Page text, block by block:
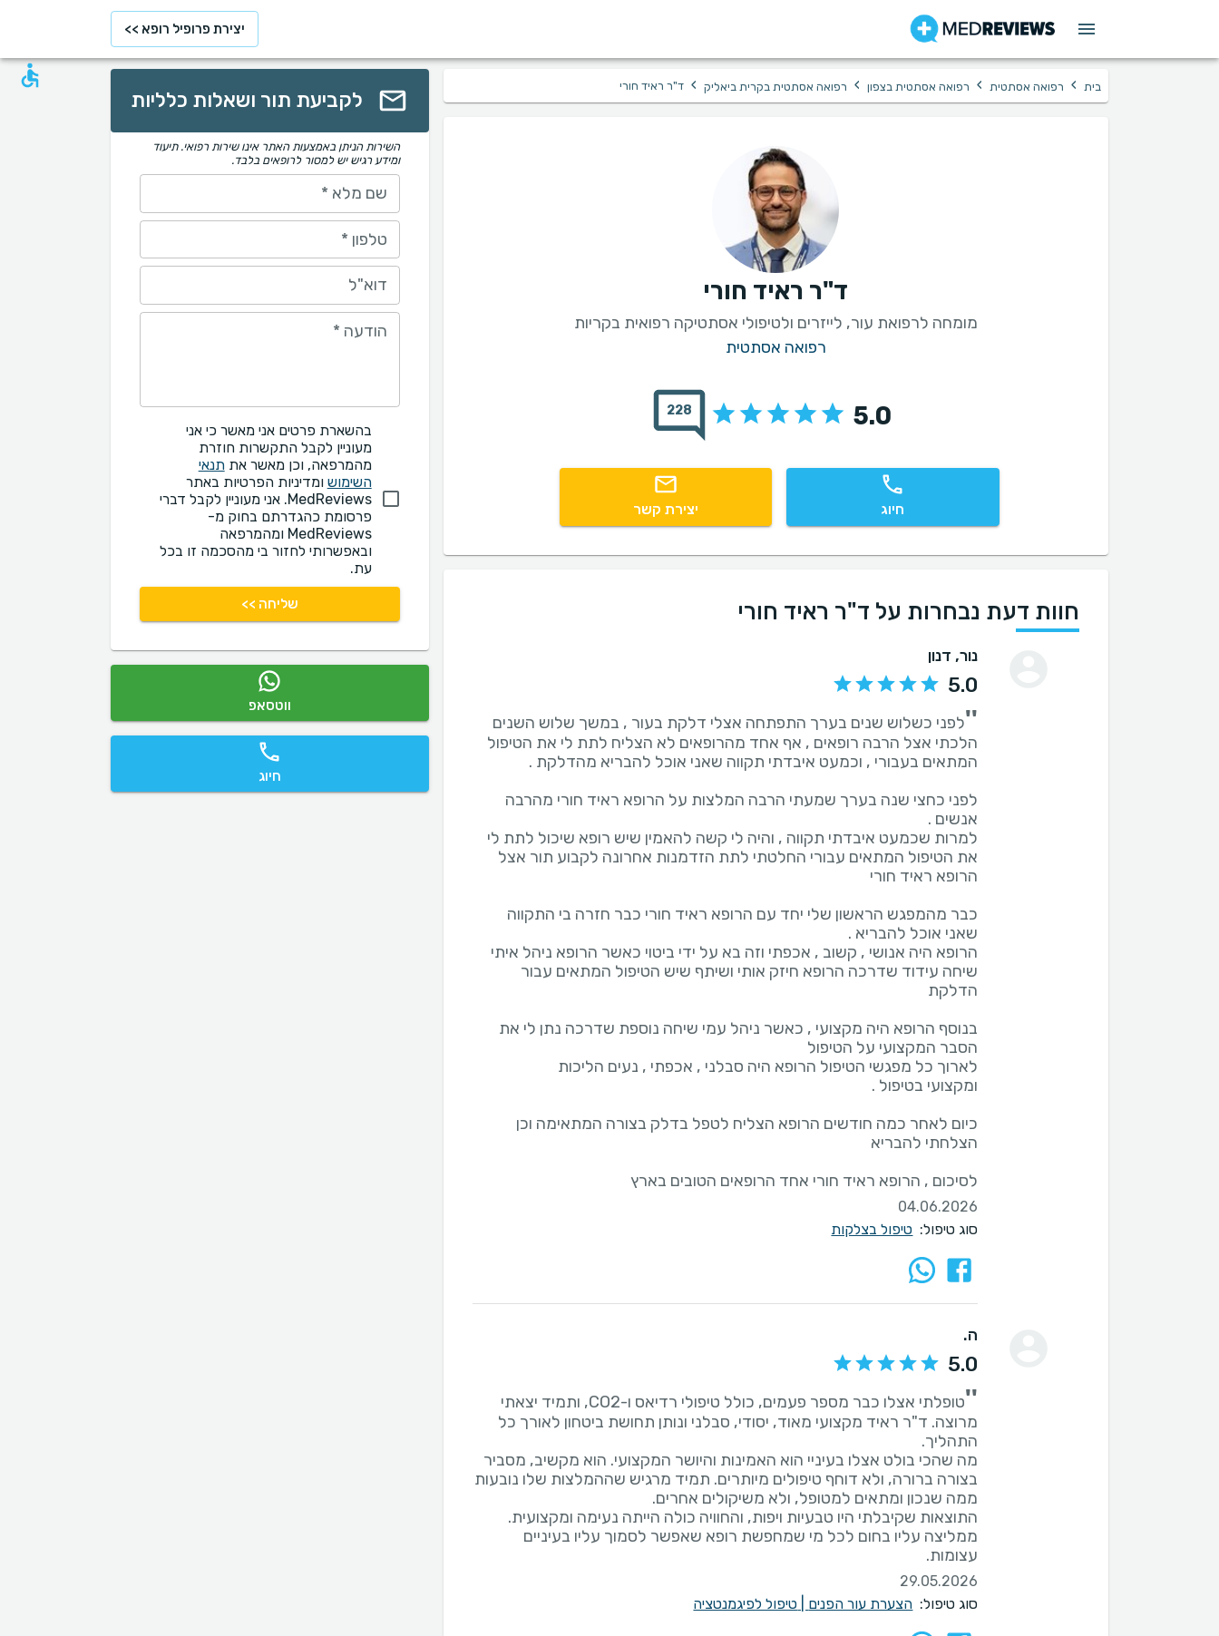
יצירת פרופיל רופא >>
בית › רפואה אסתטית › רפואה אסתטית בצפון › רפואה אסתטית בקרית ביאליק › ד"ר ראיד חורי
ד"ר ראיד חורי
מומחה לרפואת עור, לייזרים ולטיפולי אסתטיקה רפואית בקריות
רפואה אסתטית
5.0
228
חיוג יצירת קשר
חוות דעת נבחרות על ד"ר ראיד חורי
נור, דנון
5.0
''לפני כשלוש שנים בערך התפתחה אצלי דלקת בעור , במשך שלוש השנים
הלכתי אצל הרבה רופאים , אף אחד מהרופאים לא הצליח לתת לי את הטיפול
לפני כחצי שנה בערך שמעתי הרבה המלצות על הרופא ראיד חורי מהרבה
למרות שכמעט איבדתי תקווה , והיה לי קשה להאמין שיש רופא שיכול לתת לי
את הטיפול המתאים עבורי החלטתי לתת הזדמנות אחרונה לקבוע תור אצל
כבר מהמפגש הראשון שלי יחד עם הרופא ראיד חורי כבר חזרה בי התקווה
הרופא היה אנושי , קשוב , אכפתי וזה בא על ידי ביטוי כאשר הרופא ניהל איתי
שיחה עידוד שדרכה הרופא חיזק אותי ושיתף שיש הטיפול המתאים עבור
בנוסף הרופא היה מקצועי , כאשר ניהל עמי שיחה נוספת שדרכה נתן לי את
כיום לאחר כמה חודשים הרופא הצליח לטפל בדלק בצורה המתאימה וכן
לסיכום , הרופא ראיד חורי אחד הרופאים הטובים בארץ
04.06.2026
סוג טיפול: טיפול בצלקות
ה.
5.0
''
טופלתי אצלו כבר מספר פעמים, כולל טיפולי רדיאס ו-CO2, ותמיד יצאתי
מרוצה. ד"ר ראיד מקצועי מאוד, יסודי, סבלני ונותן תחושת ביטחון לאורך כל
מה שהכי בולט אצלו בעיניי הוא האמינות והיושר המקצועי. הוא מקשיב, מסביר
בצורה ברורה, ולא דוחף טיפולים מיותרים. תמיד מרגיש שההמלצות שלו נובעות
התוצאות שקיבלתי היו טבעיות ויפות, והחוויה כולה הייתה נעימה ומקצועית.
ממליצה עליו בחום לכל מי שמחפשת רופא שאפשר לסמוך עליו בעיניים
עצומות.
29.05.2026
סוג טיפול: הצערת עור הפנים טיפול לפיגמנטציה
לקביעת תור ושאלות כלליות
השירות הניתן באמצעות האתר אינו שירות רפואי. תיעוד
ומידע רגיש יש למסור לרופאים בלבד.
שם מלא *
טלפון *
דוא"ל
הודעה *
בהשארת פרטים אני מאשר כי אני
מעוניין לקבל התקשרות חוזרת
מהמרפאה, וכן מאשר אתתנאי
השימוש ומדיניות הפרטיות באתר
MedReviews. אני מעוניין לקבל דברי
פרסומת כהגדרתם בחוק מ-
MedReviews ומהמרפאה
ובאפשרותי לחזור בי מהסכמה זו בכל
עת.
שליחה >>
ווטסאפ
חיוג